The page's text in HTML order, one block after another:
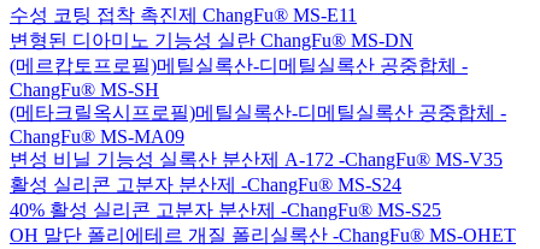
수성 코팅 접착 촉진제 ChangFu® MS-E11
변형된 디아미노 기능성 실란 ChangFu® MS-DN
(메르캅토프로필)메틸실록산-디메틸실록산 공중합체 -
ChangFu® MS-SH
(메타크릴옥시프로필)메틸실록산-디메틸실록산 공중합체 -
ChangFu® MS-MA09
변성 비닐 기능성 실록산 분산제 A-172 -ChangFu® MS-V35
활성 실리콘 고분자 분산제 -ChangFu® MS-S24
40% 활성 실리콘 고분자 분산제 -ChangFu® MS-S25
OH 말단 폴리에테르 개질 폴리실록산 -ChangFu® MS-OHET